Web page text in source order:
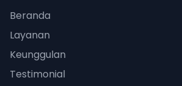
Beranda
Layanan
Keunggulan
Testimonial